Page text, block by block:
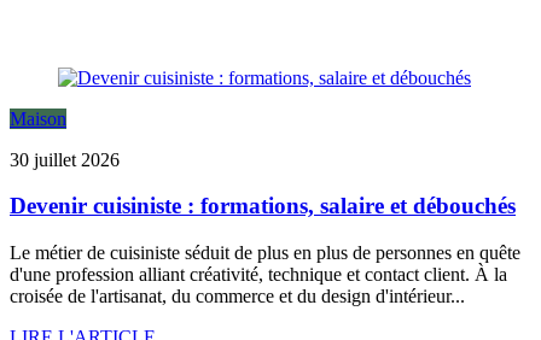
Maison
30 juillet 2026
Devenir cuisiniste : formations, salaire et débouchés
Le métier de cuisiniste séduit de plus en plus de personnes en quête
d'une profession alliant créativité, technique et contact client. À la
croisée de l'artisanat, du commerce et du design d'intérieur...